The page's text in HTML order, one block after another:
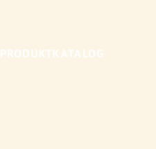
PRODUKTKATALOG